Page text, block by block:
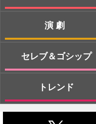
演劇
セレブ＆ゴシップ
トレンド